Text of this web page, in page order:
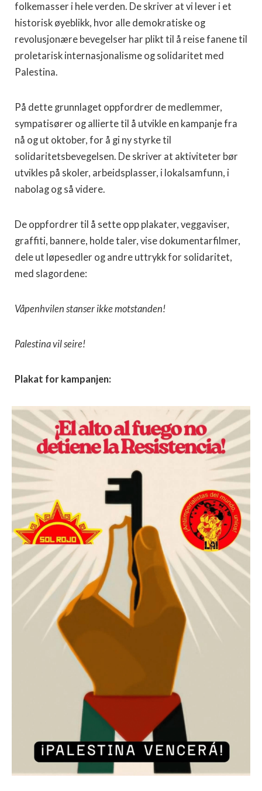
folkemasser i hele verden. De skriver at vi lever i et
historisk øyeblikk, hvor alle demokratiske og
revolusjonære bevegelser har plikt til å reise fanene til
proletarisk internasjonalisme og solidaritet med
Palestina.
På dette grunnlaget oppfordrer de medlemmer,
sympatisører og allierte til å utvikle en kampanje fra
nå og ut oktober, for å gi ny styrke til
solidaritetsbevegelsen. De skriver at aktiviteter bør
utvikles på skoler, arbeidsplasser, i lokalsamfunn, i
nabolag og så videre.
De oppfordrer til å sette opp plakater, veggaviser,
graffiti, bannere, holde taler, vise dokumentarfilmer,
dele ut løpesedler og andre uttrykk for solidaritet,
med slagordene:
Våpenhvilen stanser ikke motstanden!
Palestina vil seire!
Plakat for kampanjen: